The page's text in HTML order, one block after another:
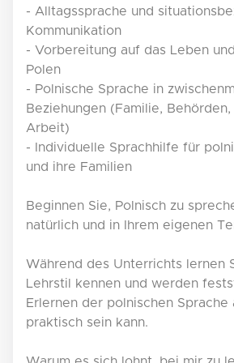
- Alltagssprache und
Kommunikation
- Vorbereitung auf das Leben
Polen
- Polnische Sprache in
Beziehungen (Familie, Behörden,
Arbeit)
- Individuelle Sprachhilfe für
und ihre Familien
Beginnen Sie, Polnisch zu
natürlich und in Ihrem eigenen
Während des Unterrichts lernen
Lehrstil kennen und werden
Erlernen der polnischen Sprache
praktisch sein kann.